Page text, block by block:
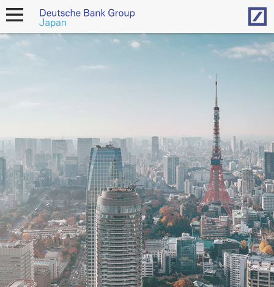
open
イ
ツ
第
2
四
半
期
に
お
い
て
イ
ツ
第
1
四
半
期
に
お
い
て
イ
ツ
ャ
ン
ヌ
・
デ
ヴ
ェ
ル
ダ